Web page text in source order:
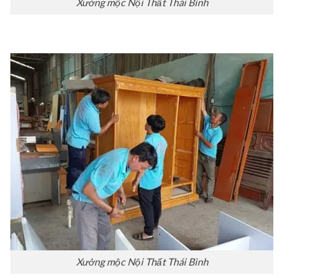
Xưởng mộc Nội Thất Thái Bình